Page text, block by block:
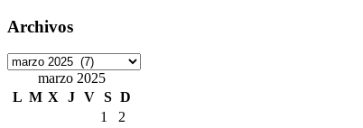
Archivos
Archivos
marzo 2025
L M X J V S D
1
2